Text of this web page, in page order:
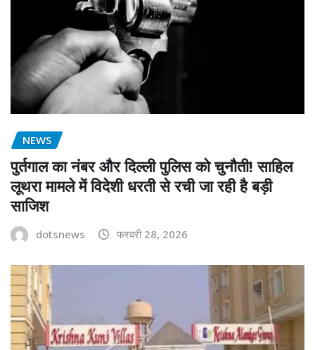
NEWS
पुर्तगाल का नंबर और दिल्ली पुलिस को चुनौती! साहिल
लूथरा मामले में विदेशी धरती से रची जा रही है बड़ी
साजिश
dotsnews फरवरी 28, 2026